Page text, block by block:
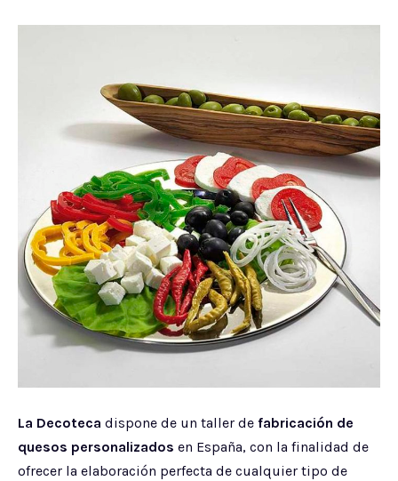
La Decoteca dispone de un taller de fabricación de
quesos personalizados en España, con la finalidad de
ofrecer la elaboración perfecta de cualquier tipo de